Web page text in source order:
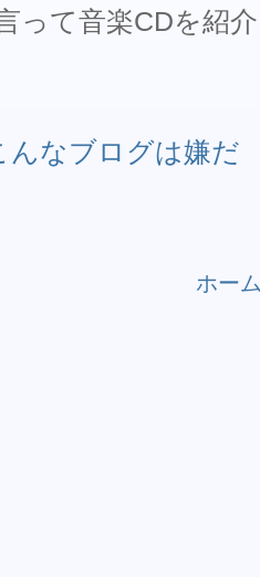
って音楽CDを紹
んなブログは嫌だ
ホー